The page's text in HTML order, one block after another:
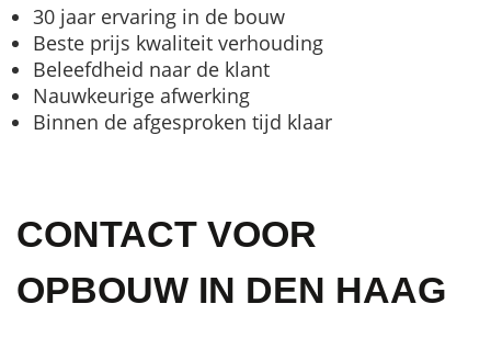
30 jaar ervaring in de bouw
Beste prijs kwaliteit verhouding
Beleefdheid naar de klant
Nauwkeurige afwerking
Binnen de afgesproken tijd klaar
CONTACT VOOR
OPBOUW IN DEN HAAG